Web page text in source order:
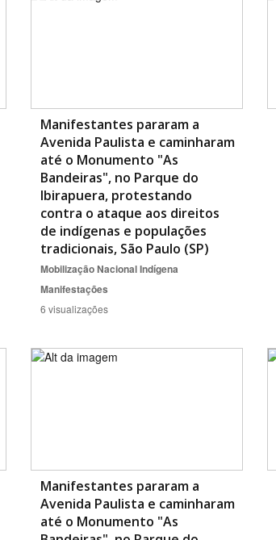
Manifestantes pararam a
Avenida Paulista e caminharam
até o Monumento "As
Bandeiras", no Parque do
Ibirapuera, protestando
contra o ataque aos direitos
de indígenas e populações
tradicionais, São Paulo (SP)
Mobilização Nacional Indígena
Manifestações
6 visualizações
Manifestantes pararam a
Avenida Paulista e caminharam
até o Monumento "As